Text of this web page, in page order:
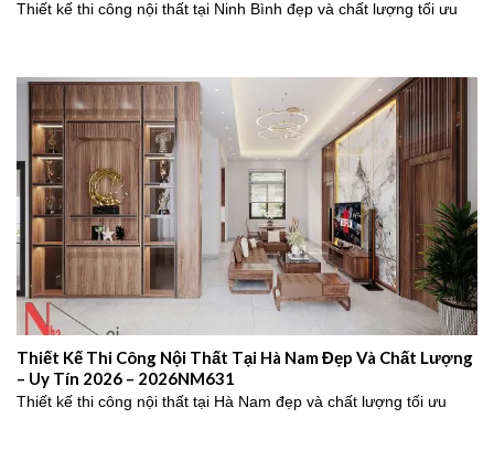
Thiết kế thi công nội thất tại Ninh Bình đẹp và chất lượng tối ưu
Thiết Kế Thi Công Nội Thất Tại Hà Nam Đẹp Và Chất Lượng
– Uy Tín 2026 – 2026NM631
Thiết kế thi công nội thất tại Hà Nam đẹp và chất lượng tối ưu